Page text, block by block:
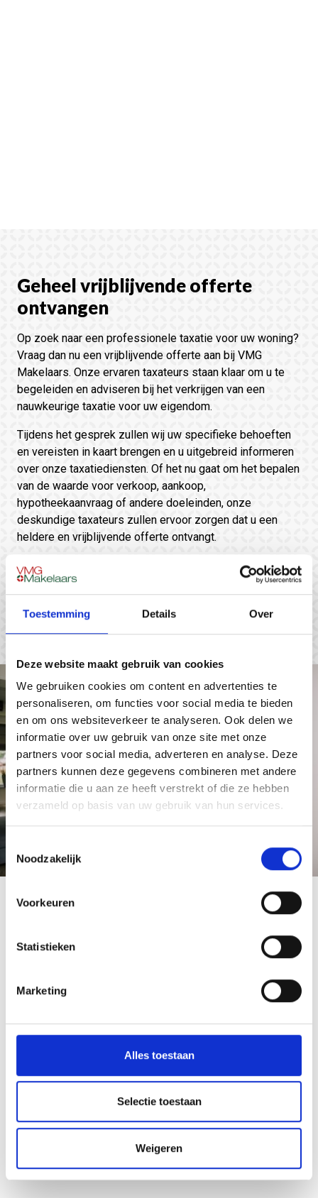
Toestemming Details Over
Deze website maakt gebruik van cookies
We gebruiken cookies om content en advertenties te
personaliseren, om functies voor social media te bieden
en om ons websiteverkeer te analyseren. Ook delen we
informatie over uw gebruik van onze site met onze
partners voor social media, adverteren en analyse. Deze
partners kunnen deze gegevens combineren met andere
informatie die u aan ze heeft verstrekt of die ze hebben
verzameld op basis van uw gebruik van hun services.
Noodzakelijk
Voorkeuren
Statistieken
Marketing
Alles toestaan
Selectie toestaan
Weigeren
Geheel vrijblijvende offerte
ontvangen
Op zoek naar een professionele taxatie voor uw woning?
Vraag dan nu een vrijblijvende offerte aan bij VMG
Makelaars. Onze ervaren taxateurs staan klaar om u te
begeleiden en adviseren bij het verkrijgen van een
nauwkeurige taxatie voor uw eigendom.
Tijdens het gesprek zullen wij uw specifieke behoeften
en vereisten in kaart brengen en u uitgebreid informeren
over onze taxatiediensten. Of het nu gaat om het bepalen
van de waarde voor verkoop, aankoop,
hypotheekaanvraag of andere doeleinden, onze
deskundige taxateurs zullen ervoor zorgen dat u een
heldere en vrijblijvende offerte ontvangt.
Maak een vrijblijvende afspraak